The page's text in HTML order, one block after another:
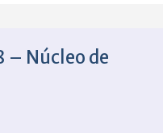
– Núcleo de